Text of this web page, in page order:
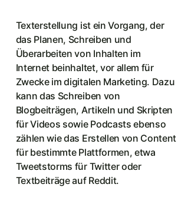
Texterstellung ist ein Vorgang, der
das Planen, Schreiben und
Überarbeiten von Inhalten im
Internet beinhaltet, vor allem für
Zwecke im digitalen Marketing. Dazu
kann das Schreiben von
Blogbeiträgen, Artikeln und Skripten
für Videos sowie Podcasts ebenso
zählen wie das Erstellen von Content
für bestimmte Plattformen, etwa
Tweetstorms für Twitter oder
Textbeiträge auf Reddit.